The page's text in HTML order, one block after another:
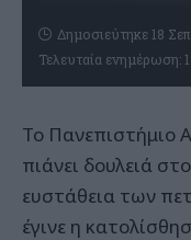
Τελευταία ενημέρωση:
Δημοσιεύτηκε 18
Το Πανεπιστήμιο
πιάνει δουλειά
ευστάθεια των
έγινε η